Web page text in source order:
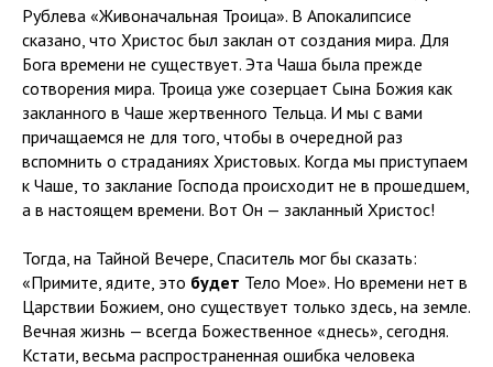
Рублева «Живоначальная Троица». В Апокалипсисе
сказано, что Христос был заклан от создания мира. Для
Бога времени не существует. Эта Чаша была прежде
сотворения мира. Троица уже созерцает Сына Божия как
закланного в Чаше жертвенного Тельца. И мы с вами
причащаемся не для того, чтобы в очередной раз
вспомнить о страданиях Христовых. Когда мы приступаем
к Чаше, то заклание Господа происходит не в прошедшем,
а в настоящем времени. Вот Он — закланный Христос!
Тогда, на Тайной Вечере, Спаситель мог бы сказать:
«Примите, ядите, это будет Тело Мое». Но времени нет в
Царствии Божием, оно существует только здесь, на земле.
Вечная жизнь — всегда Божественное «днесь», сегодня.
Кстати, весьма распространенная ошибка человека